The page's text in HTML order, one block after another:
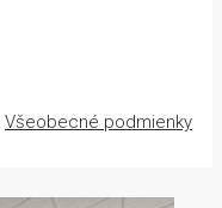
Všeobecné podmienky